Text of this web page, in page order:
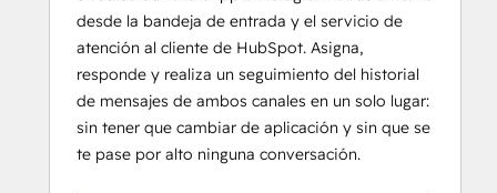
desde la bandeja de entrada y el servicio de
atención al cliente de HubSpot. Asigna,
responde y realiza un seguimiento del historial
de mensajes de ambos canales en un solo lugar:
sin tener que cambiar de aplicación y sin que se
te pase por alto ninguna conversación.